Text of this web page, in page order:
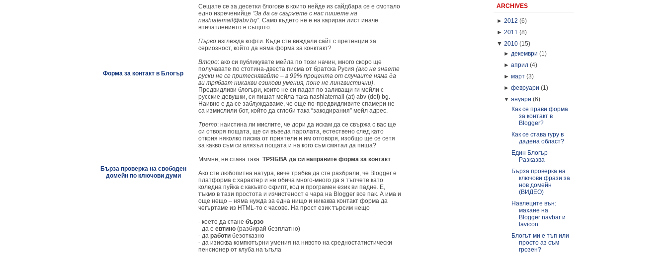
Форма за контакт в Блогър
Бърза проверка на свободен
домейн по ключови думи
Сещате се за десетки блогове в които нейде из сайдбара се е смотало
едно изреченийце “За да се свържете с нас пишете на
nashiatemail@abv.bg”. Само където не е на кариран лист иначе
впечатлението е същото.
Първо изглежда кофти. Къде сте виждали сайт с претенции за
сериозност, който да няма форма за конктакт?
Второ: ако си публикувате мейла по този начин, много скоро ще
получавате по стотина-двеста писма от братска Русия (ако не знаете
руски не се притеснявайте – в 99% процента от случаите няма да
ви трябват никакви езикови умения, поне не лингвистични).
Предвидливи блогъри, които не си падат по заливащи ги мейли с
русские девушки, си пишат мейла така nashiatemail (at) abv (dot) bg.
Наивно е да се заблуждаваме, че още по-предвидливите спамери не
са измислили бот, който да сглоби така “закодирания” мейл адрес.
Трето: наистина ли мислите, че дори да искам да се свържа с вас ще
си отворя пощата, ще си въведа паролата, естествено след като
открия няколко писма от приятели и им отговоря, изобщо ще се сетя
за какво съм си влязъл пощата и на кого съм смятал да пиша?
Мммне, не става така. ТРЯБВА да си направите форма за контакт.
Ако сте любопитна натура, вече трябва да сте разбрали, че Blogger е
платформа с характер и не обича много-много да я тъпчете като
коледна пуйка с какъвто скрипт, код и програмен език ви падне. Е,
тъкмо в тази простота и изчистеност е чара на Blogger все пак. А има и
още нещо – няма нужда за една нищо и никаква контакт форма да
чегъртаме из HTML-то с часове. На прост език търсим нещо
- което да стане бързо
- да е евтино (разбирай безплатно)
- да работи безотказно
- да изисква компютърни умения на нивото на средностатистически
пенсионер от клуба на ъгъла
ARCHIVES
► 2012 (6)
► 2011 (8)
▼ 2010 (15)
►декември (1)
►април (4)
►март (3)
►февруари (1)
▼януари (6)
Как се прави форма
за контакт в
Blogger?
Как се става гуру в
дадена област?
Един Блогър
Разказва
Бърза проверка на
ключови фрази за
нов домейн
(ВИДЕО)
Навлеците вън:
махане на
Blogger navbar и
favicon
Блогът ми е тъп или
просто аз съм
грозен?